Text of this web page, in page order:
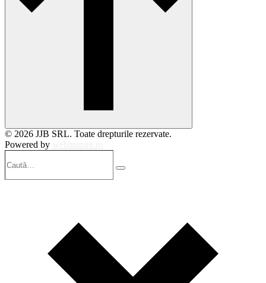
© 2026 JJB SRL. Toate drepturile rezervate.
Powered by
Search